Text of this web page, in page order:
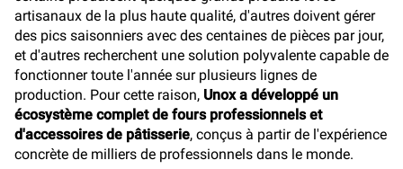
artisanaux de la plus haute qualité, d'autres doivent gérer
des pics saisonniers avec des centaines de pièces par jour,
et d'autres recherchent une solution polyvalente capable de
fonctionner toute l'année sur plusieurs lignes de
production. Pour cette raison, Unox a développé un
écosystème complet de fours professionnels et
d'accessoires de pâtisserie, conçus à partir de l'expérience
concrète de milliers de professionnels dans le monde.